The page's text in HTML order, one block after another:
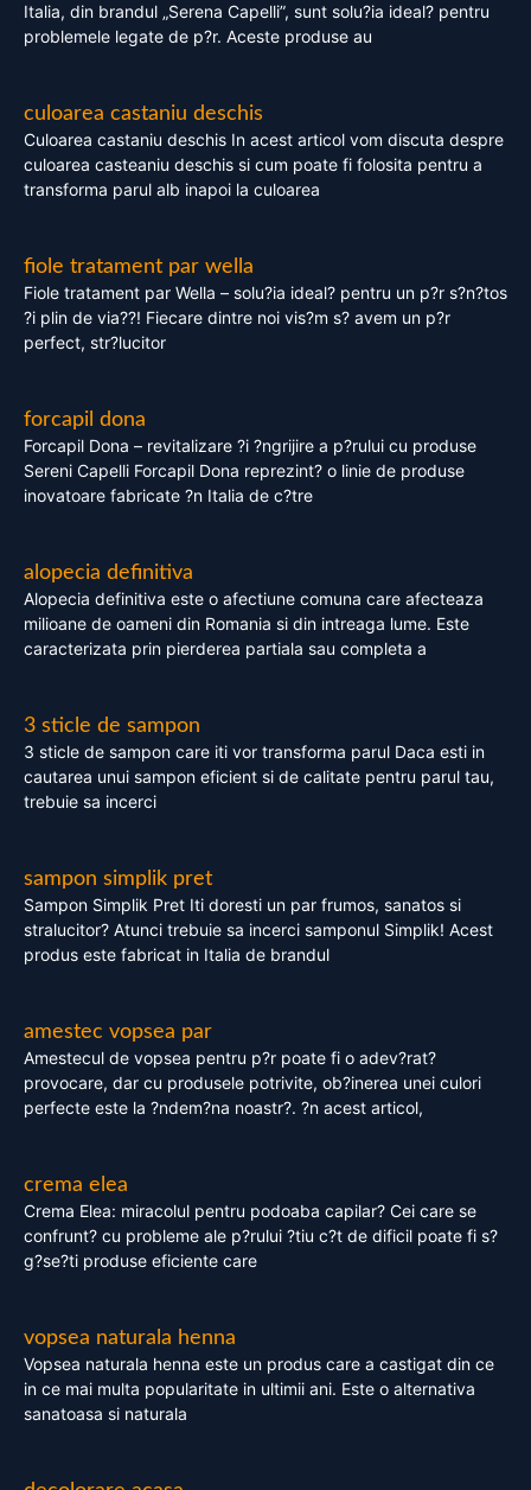
Italia, din brandul „Serena Capelli”, sunt solu?ia ideal? pentru
problemele legate de p?r. Aceste produse au
culoarea castaniu deschis
Culoarea castaniu deschis In acest articol vom discuta despre
culoarea casteaniu deschis si cum poate fi folosita pentru a
transforma parul alb inapoi la culoarea
fiole tratament par wella
Fiole tratament par Wella – solu?ia ideal? pentru un p?r s?n?tos
?i plin de via??! Fiecare dintre noi vis?m s? avem un p?r
perfect, str?lucitor
forcapil dona
Forcapil Dona – revitalizare ?i ?ngrijire a p?rului cu produse
Sereni Capelli Forcapil Dona reprezint? o linie de produse
inovatoare fabricate ?n Italia de c?tre
alopecia definitiva
Alopecia definitiva este o afectiune comuna care afecteaza
milioane de oameni din Romania si din intreaga lume. Este
caracterizata prin pierderea partiala sau completa a
3 sticle de sampon
3 sticle de sampon care iti vor transforma parul Daca esti in
cautarea unui sampon eficient si de calitate pentru parul tau,
trebuie sa incerci
sampon simplik pret
Sampon Simplik Pret Iti doresti un par frumos, sanatos si
stralucitor? Atunci trebuie sa incerci samponul Simplik! Acest
produs este fabricat in Italia de brandul
amestec vopsea par
Amestecul de vopsea pentru p?r poate fi o adev?rat?
provocare, dar cu produsele potrivite, ob?inerea unei culori
perfecte este la ?ndem?na noastr?. ?n acest articol,
crema elea
Crema Elea: miracolul pentru podoaba capilar? Cei care se
confrunt? cu probleme ale p?rului ?tiu c?t de dificil poate fi s?
g?se?ti produse eficiente care
vopsea naturala henna
Vopsea naturala henna este un produs care a castigat din ce
in ce mai multa popularitate in ultimii ani. Este o alternativa
sanatoasa si naturala